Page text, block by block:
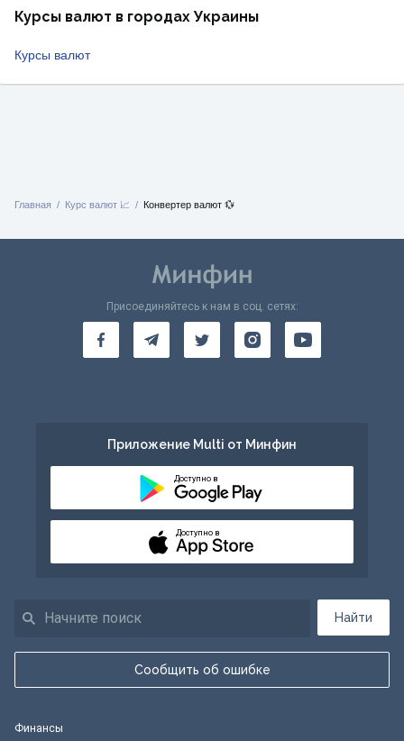
Курсы валют в городах Украины
Курсы валют
Главная Курс валют 📈 Конвертер валют 💱
Найти
Сообщить об ошибке
Присоединяйтесь к нам в соц. сетях:
Приложение Multi от Минфин
Доступно в
Доступно в
Финансы